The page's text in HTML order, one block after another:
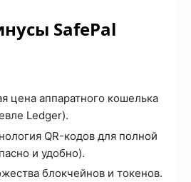
SafePal
цена аппаратного кошелька
Ledger).
QR-кодов для полной
и удобно).
блокчейнов и токенов.